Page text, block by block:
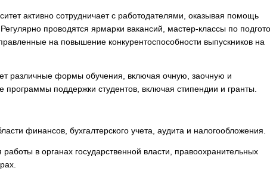
активно сотрудничает с работодателями, оказывая помощь
проводятся ярмарки вакансий, мастер-классы по
на повышение конкурентоспособности выпускников на
различные формы обучения, включая очную, заочную и
поддержки студентов, включая стипендии и гранты.
финансов, бухгалтерского учета, аудита и налогообложения.
работы в органах государственной власти, правоохранительных